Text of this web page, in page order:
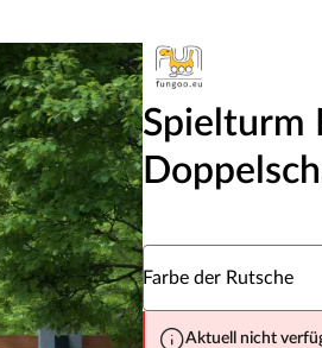
Spielturm
Wähle eine Farbe der
Farbe der Rutsche
Aktuell nicht